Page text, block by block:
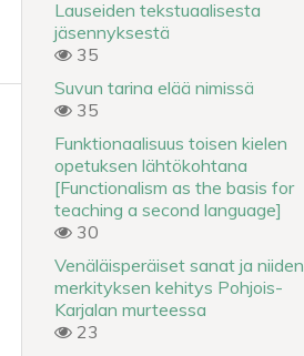
Lauseiden tekstuaalisesta
jäsennyksestä
35
Suvun tarina elää nimissä
35
Funktionaalisuus toisen kielen
opetuksen lähtökohtana
[Functionalism as the basis for
teaching a second language]
30
Venäläisperäiset sanat ja niiden
merkityksen kehitys Pohjois-
Karjalan murteessa
23